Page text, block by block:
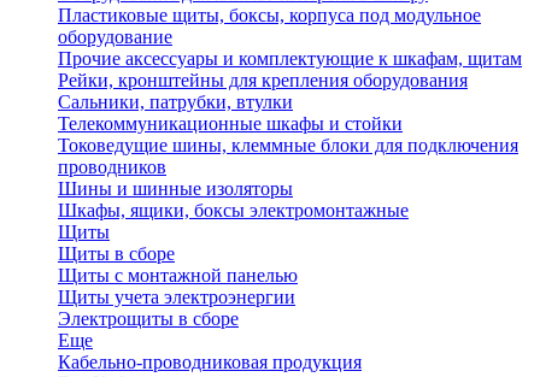
Пластиковые щиты, боксы, корпуса под модульное
оборудование
Прочие аксессуары и комплектующие к шкафам, щитам
Рейки, кронштейны для крепления оборудования
Сальники, патрубки, втулки
Телекоммуникационные шкафы и стойки
Токоведущие шины, клеммные блоки для подключения
проводников
Шины и шинные изоляторы
Шкафы, ящики, боксы электромонтажные
Щиты
Щиты в сборе
Щиты с монтажной панелью
Щиты учета электроэнергии
Электрощиты в сборе
Еще
Кабельно-проводниковая продукция